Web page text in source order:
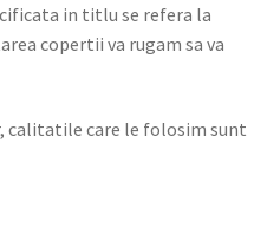
in titlu se refera la
copertii va rugam sa va
calitatile care le folosim sunt